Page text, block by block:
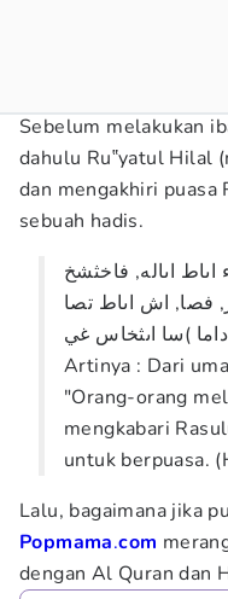
Sebelum melakukan
dahulu Ru‟yatul Hilal
dan mengakhiri puasa
sebuah hadis.
اىاله, فاخثشخ
اش اىاط تصا
)سا اىثخاس غي
Artinya : Dari
"Orang-orang
mengkabari
untuk berpuasa.
Lalu, bagaimana jika
Popmama.com
dengan Al Quran dan